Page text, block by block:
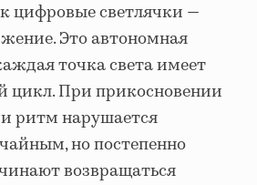
цифровые светлячки —
Это автономная
точка света имеет
цикл. При прикосновении
ритм нарушается
но постепенно
возвращаться